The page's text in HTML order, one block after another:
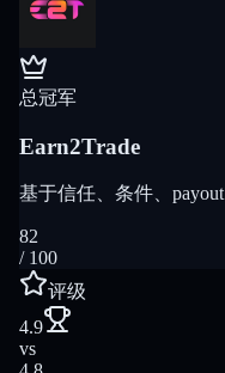
总冠军
Earn2Trade
基于信任、条件、
82
/ 100
评级
4.9
vs